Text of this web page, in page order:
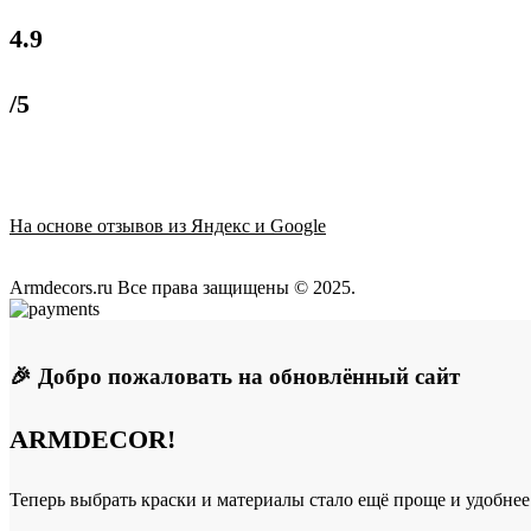
4.9
/5
На основе отзывов из Яндекс и Google
Armdecors.ru Все права защищены © 2025. ​
🎉 Добро пожаловать на обновлённый сайт
ARMDECOR!
Теперь выбрать краски и материалы стало ещё проще и